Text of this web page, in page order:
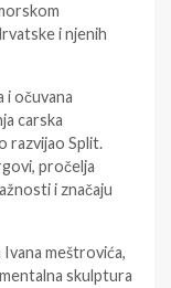
i njenih
i očuvana
carska
razvijao Split.
pročelja
i značaju
meštrovića,
skulptura